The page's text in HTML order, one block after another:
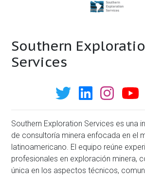
Southern
Services
Southern Exploration Services es una
de consultoría minera enfocada en el
latinoamericano. El equipo reúne
profesionales en exploración minera,
única en los aspectos técnicos,